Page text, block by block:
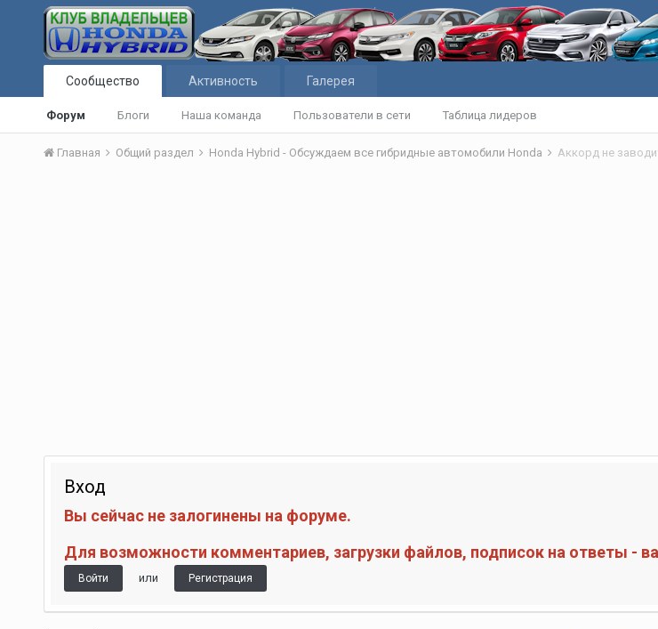
Сообщество
Форум Блоги Наша команда Пользователи в сети Таблица лидеров
Активность Галерея
Главная Общий раздел Honda Hybrid - Обсуждаем все гибридные автомобили Honda Аккорд не
Вход
Вы сейчас не залогинены на форуме.
Для возможности комментариев, загрузки файлов, подписок на ответы -
Войти или Регистрация